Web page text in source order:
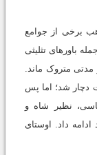
برخی از جوامع
باورهای تثلیثی
متروک ماند.
دچار شد؛ اما پس
نظیر شاه و
داد. اوستای